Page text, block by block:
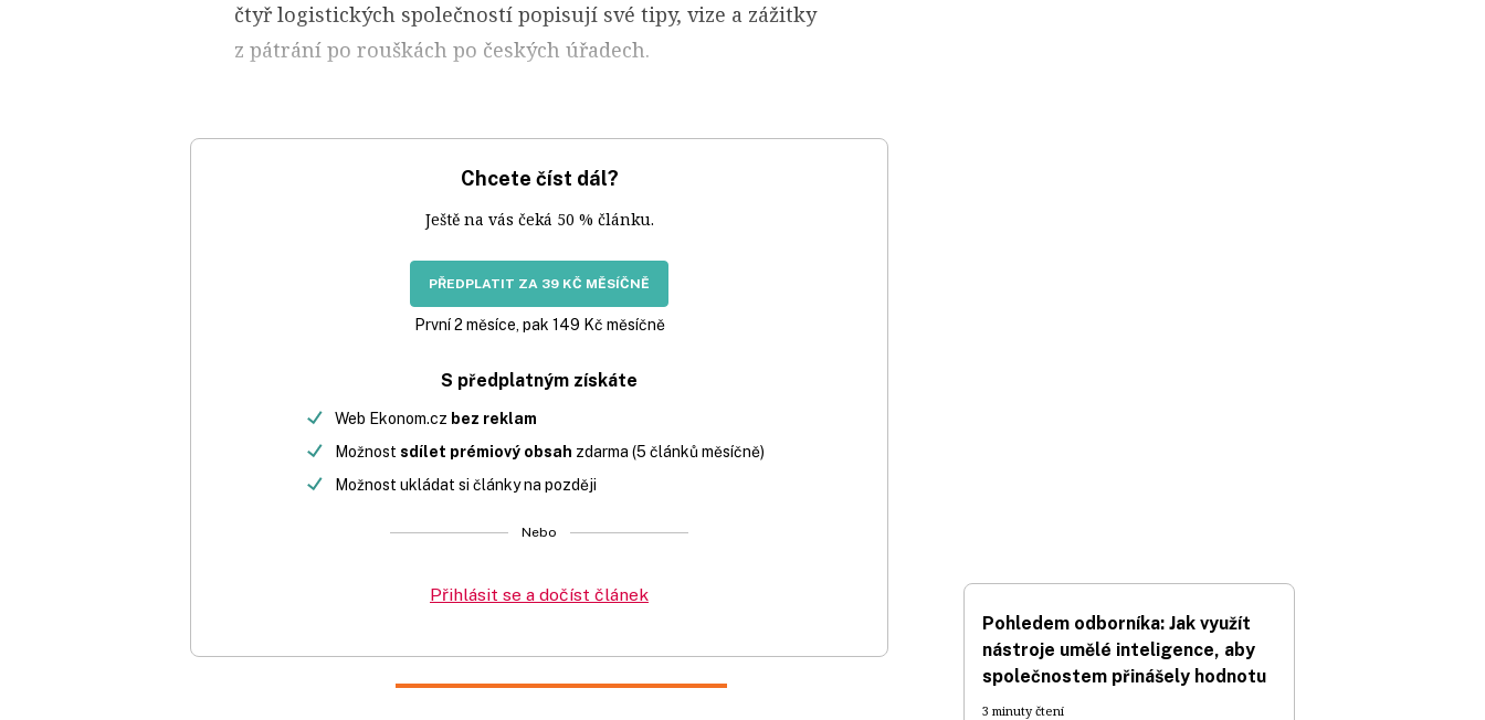
čtyř logistických společností popisují své tipy, vize a zážitky
z pátrání po rouškách po českých úřadech.
Chcete číst dál?
Ještě na vás čeká 50 % článku.
PŘEDPLATIT ZA 39 KČ MĚSÍČNĚ
První 2 měsíce, pak 149 Kč měsíčně
S předplatným získáte
Web Ekonom.cz bez reklam
Možnost sdílet prémiový obsah zdarma (5 článků měsíčně)
Možnost ukládat si články na později
Nebo
Přihlásit se a dočíst článek
Pohledem odborníka: Jak využít
nástroje umělé inteligence, aby
společnostem přinášely hodnotu
3 minuty čtení